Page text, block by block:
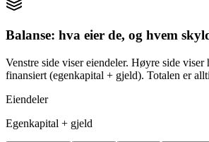
Balanse: hva eier de, og hvem
Venstre side viser eiendeler. Høyre side viser
finansiert (egenkapital + gjeld). Totalen er
Eiendeler
Egenkapital + gjeld